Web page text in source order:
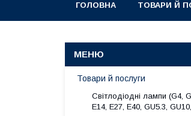
ГОЛОВНА ТОВАРИ Й
Товари й послуги
Світлодіодні лампи (G4,
E14, E27, Е40, GU5.3,